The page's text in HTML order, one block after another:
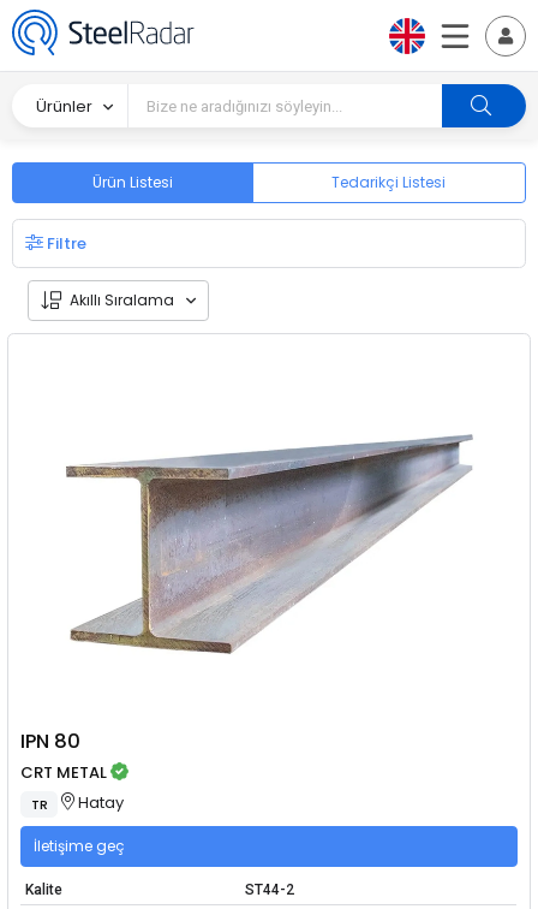
Ürünler
Ürün Listesi Tedarikçi Listesi
Filtre
Akıllı Sıralama
IPN 80
CRT METAL
TR Hatay
İletişime geç
Kalite
ST44-2